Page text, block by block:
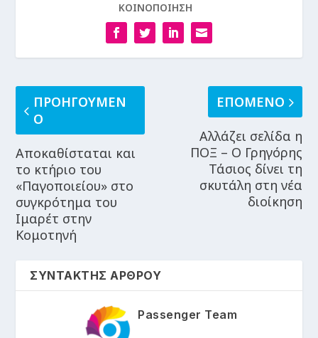
ΚΟΙΝΟΠΟΙΗΣΗ
ΠΡΟΗΓΟΥΜΕΝ
Ο
Αποκαθίσταται και
το κτήριο του
«Παγοποιείου» στο
συγκρότημα του
Ιμαρέτ στην
Κομοτηνή
ΕΠΟΜΕΝΟ
Αλλάζει σελίδα η
ΠΟΞ – Ο Γρηγόρης
Τάσιος δίνει τη
σκυτάλη στη νέα
διοίκηση
ΣΥΝΤΑΚΤΗΣ ΑΡΘΡΟΥ
Passenger Team